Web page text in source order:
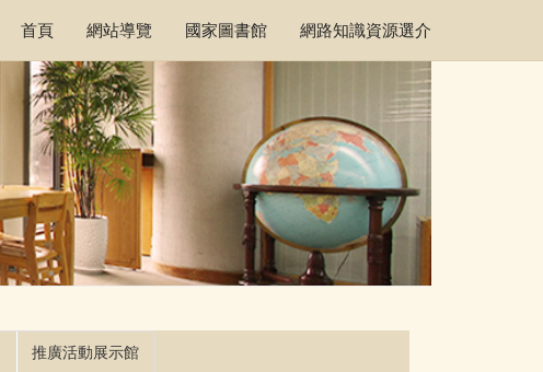
首頁
網站導覽 國家圖書館 網路知識資源選介
推廣活動展示館